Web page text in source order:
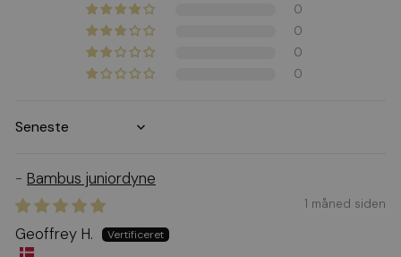
0
0
0
0
Sort by
Bambus juniordyne
1 måned siden
Geoffrey H.